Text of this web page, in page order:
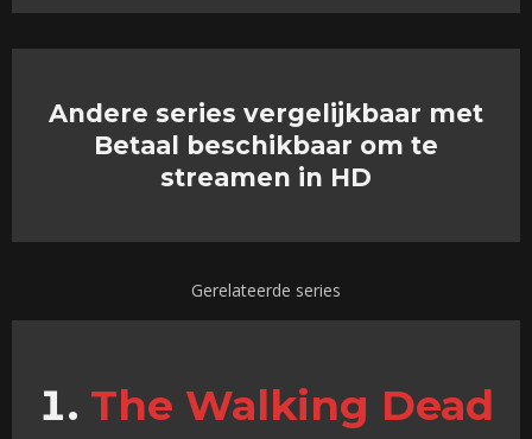
Andere series vergelijkbaar met
Betaal beschikbaar om te
streamen in HD
Gerelateerde series
The Walking Dead